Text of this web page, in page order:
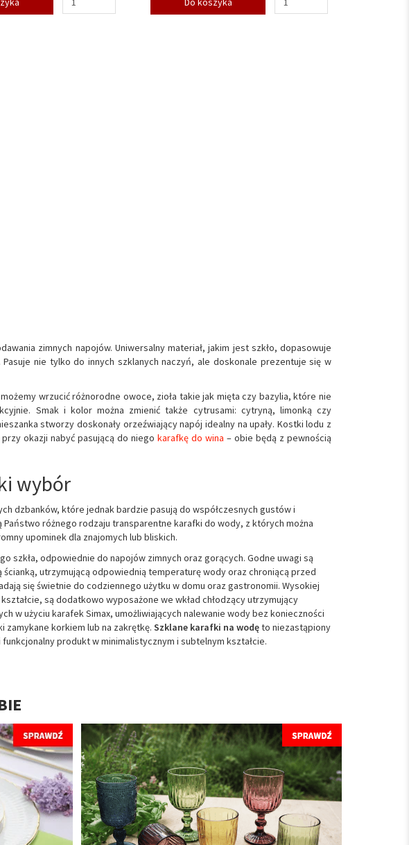
zimnych napojów. Uniwersalny materiał, jakim jest szkło, dopasowuje
nie tylko do innych szklanych naczyń, ale doskonale prezentuje się w
wrzucić różnorodne owoce, zioła takie jak mięta czy bazylia, które nie
Smak i kolor można zmienić także cytrusami: cytryną, limonką czy
stworzy doskonały orzeźwiający napój idealny na upały. Kostki lodu z
okazji nabyć pasującą do niego karafkę do wina – obie będą z pewnością
wybór
dzbanków, które jednak bardzie pasują do współczesnych gustów i
różnego rodzaju transparentne karafki do wody, z których można
upominek dla znajomych lub bliskich.
szkła, odpowiednie do napojów zimnych oraz gorących. Godne uwagi są
utrzymującą odpowiednią temperaturę wody oraz chroniącą przed
się świetnie do codziennego użytku w domu oraz gastronomii. Wysokiej
są dodatkowo wyposażone we wkład chłodzący utrzymujący
w użyciu karafek Simax, umożliwiających nalewanie wody bez konieczności
zamykane korkiem lub na zakrętkę.Szklane karafki na wodęto niezastąpiony
produkt w minimalistycznym i subtelnym kształcie.